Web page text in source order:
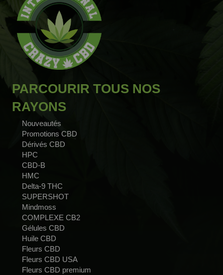
PARCOURIR TOUS NOS
RAYONS
Nouveautés
Promotions CBD
Dérivés CBD
HPC
CBD-B
HMC
Delta-9 THC
SUPERSHOT
Mindmoss
COMPLEXE CB2
Gélules CBD
Huile CBD
Fleurs CBD
Fleurs CBD USA
Fleurs CBD premium